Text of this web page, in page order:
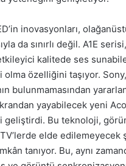
inovasyonları,
da sınırlı değil. A1E
kalitede ses
olma özelliğini taşıyor.
bulunmamasından
yayabilecek yeni
geliştirdi. Bu teknoloji,
elde edilemeyecek
tanıyor. Bu, aynı